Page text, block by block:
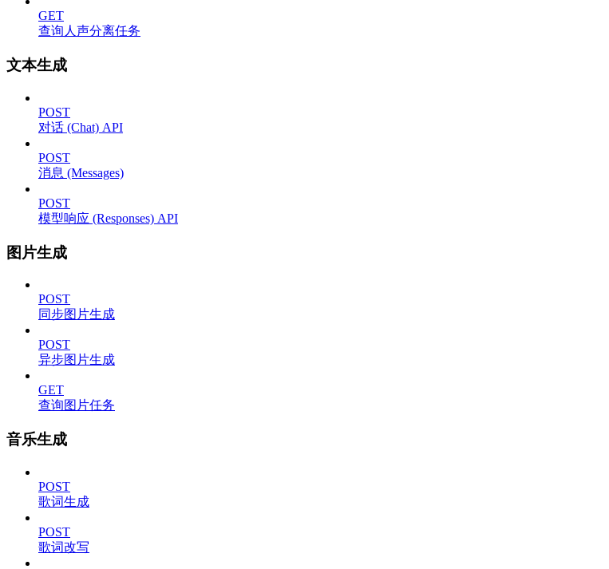
GET
查询人声分离任务
文本生成
POST
对话 (Chat) API
POST
消息 (Messages)
POST
模型响应 (Responses) API
图片生成
POST
同步图片生成
POST
异步图片生成
GET
查询图片任务
音乐生成
POST
歌词生成
POST
歌词改写